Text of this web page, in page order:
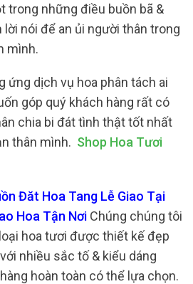
trong những điều buồn bã &
nói để an ủi người thân trong
mình.
ứng dịch vụ hoa phân tách ai
góp quý khách hàng rất có
chia bi đát tình thật tốt nhất
thân mình. Shop Hoa Tươi
Đăt Hoa Tang Lễ Giao Tại
Hoa Tận Nơi Chúng chúng tôi
hoa tươi được thiết kế đẹp
nhiều sắc tố & kiểu dáng
hoàn toàn có thể lựa chọn.